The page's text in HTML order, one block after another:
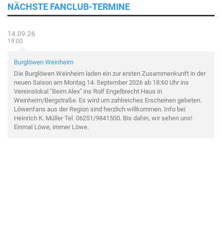
NÄCHSTE FANCLUB-TERMINE
14.09.26
19:00
Burglöwen Weinheim
Die Burglöwen Weinheim laden ein zur ersten Zusammenkunft in der
neuen Saison am Montag 14. September 2026 ab 18:60 Uhr ins
Vereinslokal "Beim Alex" ins Rolf Engelbrecht Haus in
Weinheim/Bergstraße. Es wird um zahlreiches Erscheinen gebeten.
Löwenfans aus der Region sind herzlich willkommen. Info bei
Heinrich K. Müller Tel. 06251/9841500. Bis dahin, wir sehen uns!
Einmal Löwe, immer Löwe.